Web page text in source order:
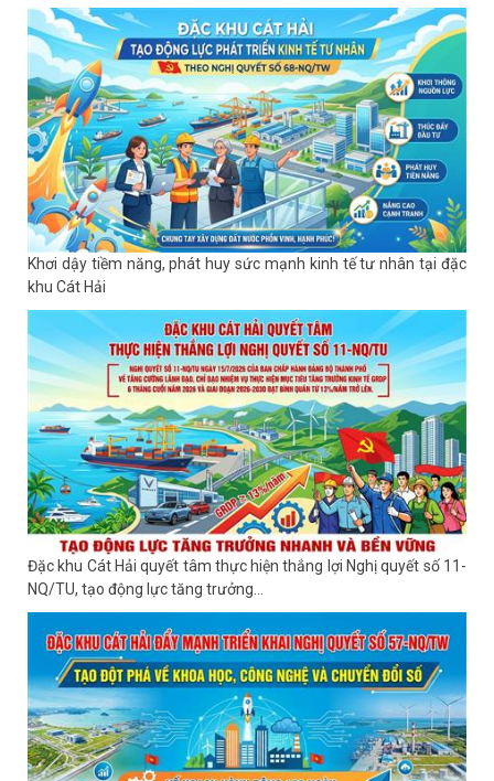
Khơi dậy tiềm năng, phát huy sức mạnh kinh tế tư nhân tại đặc
khu Cát Hải
Đặc khu Cát Hải quyết tâm thực hiện thắng lợi Nghị quyết số 11-
NQ/TU, tạo động lực tăng trưởng...